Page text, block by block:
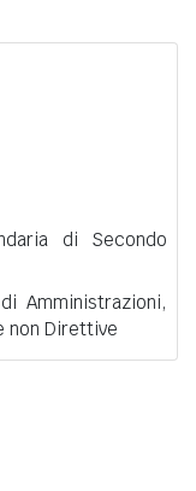
di Secondo
Amministrazioni,
non Direttive